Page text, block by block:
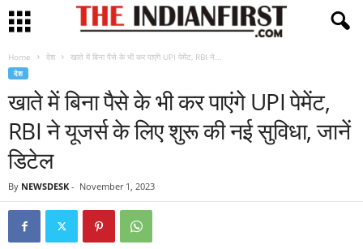
Home देश खाते में बिना पैसे के भी कर पाएंगे UPI पेमेंट, RBI ने...
देश
खाते में बिना पैसे के भी कर पाएंगे UPI पेमेंट,
RBI ने यूजर्स के लिए शुरू की नई सुविधा, जानें
डिटेल
By NEWSDESK - November 1, 2023